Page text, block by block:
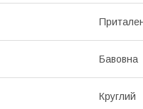
Бавовна
Круглий